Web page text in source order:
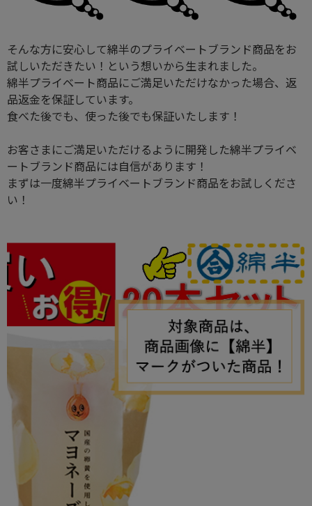
そんな方に安心して綿半のプライベートブランド商品をお
試しいただきたい！という想いから生まれました。
綿半プライベート商品にご満足いただけなかった場合、返
品返金を保証しています。
食べた後でも、使った後でも保証いたします！
お客さまにご満足いただけるように開発した綿半プライベ
ートブランド商品には自信があります！
まずは一度綿半プライベートブランド商品をお試しくださ
い！